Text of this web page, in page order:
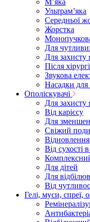
Мʼяка
Ультрамʼяка
Середньої
Жорстка
Для
Для захисту
Після
Звукова
Насадки для
Ополіскувачі
Для захисту
Від карієсу
Для
Свіжий
Відновлення
Від сухості в
Для дітей
Для
Від
Гелі, муси, спреї,